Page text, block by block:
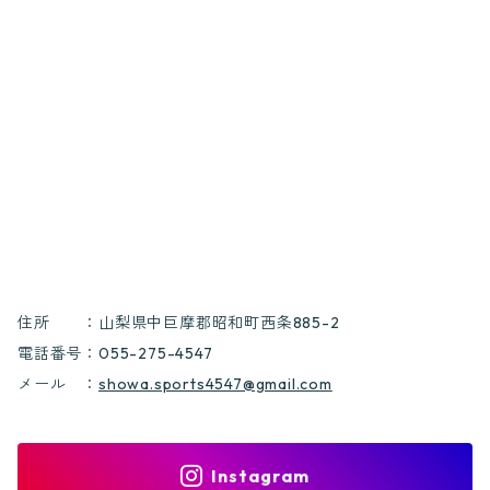
住所 ：山梨県中巨摩郡昭和町西条885-2
電話番号：055-275-4547
メール ： showa.sports4547@gmail.com
Instagram